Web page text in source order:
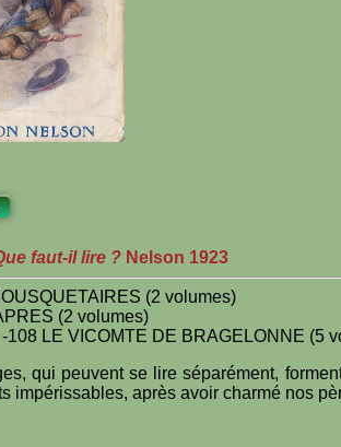
faut-il lire ? Nelson 1923
(2 volumes)
(2 volumes)
108 LE VICOMTE DE BRAGELONNE (5
qui peuvent se lire séparément,
impérissables, après avoir charmé nos